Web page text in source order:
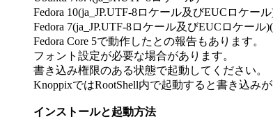
Fedora 10(ja_JP.UTF-8ロケール及びEUCロケ
Fedora 7(ja_JP.UTF-8ロケール及びEUCロケー
Fedora Core 5で動作したとの報告もあります。
フォント設定が必要な場合があります。
書き込み権限のある状態で起動してください。
KnoppixではRootShell内で起動すると書き込みが
インストールと起動方法